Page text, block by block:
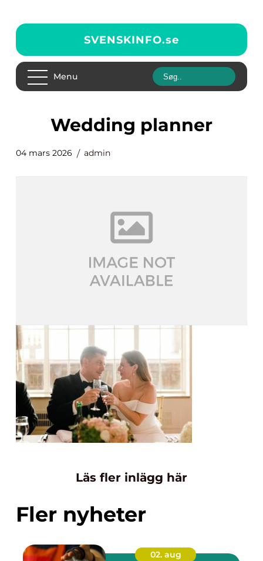
SVENSKINFO.se
Menu
wedding planner
04 mars 2026 admin
Läs fler inlägg här
Fler nyheter
02. aug